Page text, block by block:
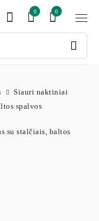
0
0
Siauri naktiniai
spalvos